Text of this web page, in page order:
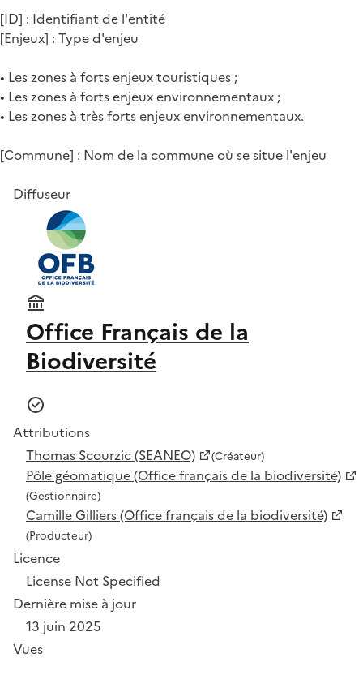
[ID] : Identifiant de l'entité
[Enjeux] : Type d'enjeu
• Les zones à forts enjeux touristiques ;
• Les zones à forts enjeux environnementaux ;
• Les zones à très forts enjeux environnementaux.
[Commune] : Nom de la commune où se situe l'enjeu
Diffuseur
Office Français de la
Biodiversité
Attributions
Thomas Scourzic (SEANEO)
(Créateur)
Pôle géomatique (Office français de la biodiversité)
(Gestionnaire)
Camille Gilliers (Office français de la biodiversité)
(Producteur)
Licence
License Not Specified
Dernière mise à jour
13 juin 2025
Vues